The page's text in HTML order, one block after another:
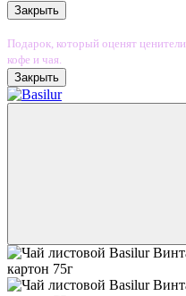
Закрыть
Подарок, который оценят ценители
кофе и чая.
Закрыть